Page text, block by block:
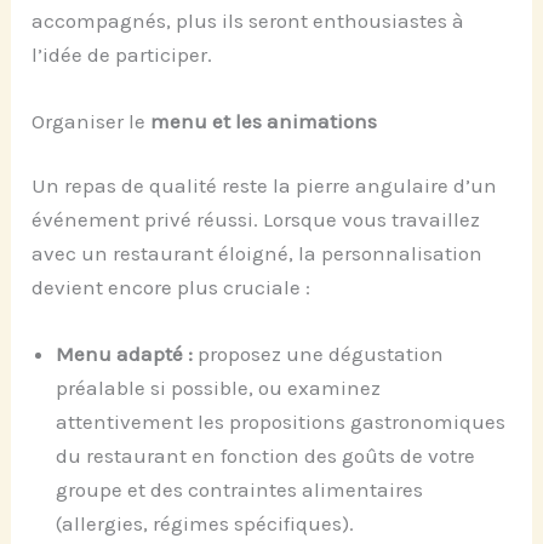
accompagnés, plus ils seront enthousiastes à
l’idée de participer.
Organiser le menu et les animations
Un repas de qualité reste la pierre angulaire d’un
événement privé réussi. Lorsque vous travaillez
avec un restaurant éloigné, la personnalisation
devient encore plus cruciale :
Menu adapté : proposez une dégustation
préalable si possible, ou examinez
attentivement les propositions gastronomiques
du restaurant en fonction des goûts de votre
groupe et des contraintes alimentaires
(allergies, régimes spécifiques).